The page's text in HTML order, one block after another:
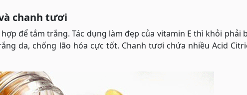
chanh tươi
để tắm trắng. Tác dụng làm đẹp của vitamin E thì khỏi phải
da, chống lão hóa cực tốt. Chanh tươi chứa nhiều Acid